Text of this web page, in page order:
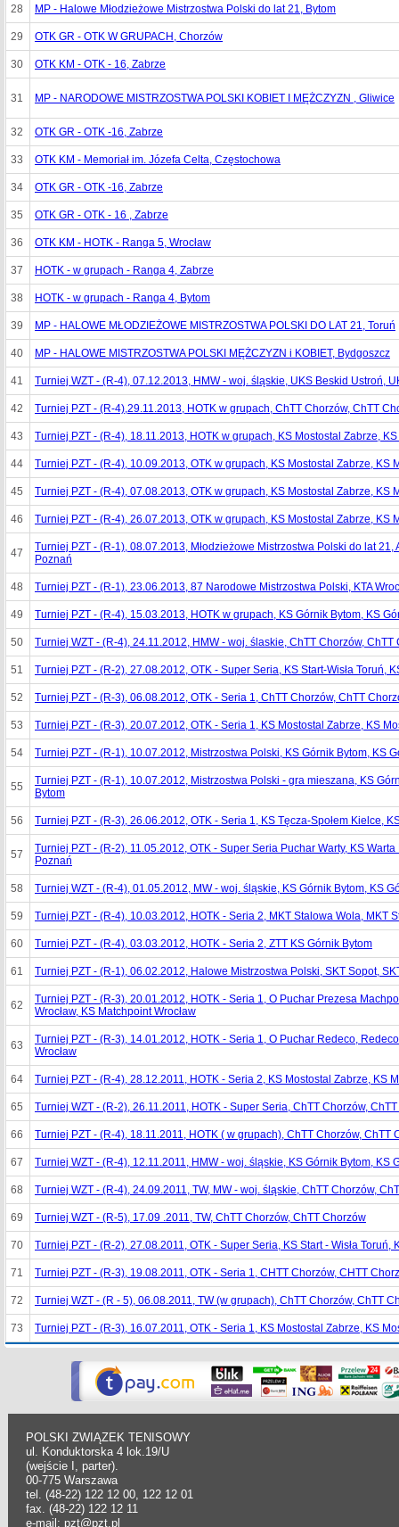
28 MP - Halowe Młodzieżowe Mistrzostwa Polski do lat 21, Bytom
29 OTK GR - OTK W GRUPACH, Chorzów
30 OTK KM - OTK - 16, Zabrze
31 MP - NARODOWE MISTRZOSTWA POLSKI KOBIET I MĘŻCZYZN , Gliwice
32 OTK GR - OTK -16, Zabrze
33 OTK KM - Memoriał im. Józefa Celta, Częstochowa
34 OTK GR - OTK -16, Zabrze
35 OTK GR - OTK - 16 , Zabrze
36 OTK KM - HOTK - Ranga 5, Wrocław
37 HOTK - w grupach - Ranga 4, Zabrze
38 HOTK - w grupach - Ranga 4, Bytom
39 MP - HALOWE MŁODZIEŻOWE MISTRZOSTWA POLSKI DO LAT 21, Toruń
40 MP - HALOWE MISTRZOSTWA POLSKI MĘŻCZYZN i KOBIET, Bydgoszcz
41 Turniej WZT - (R-4), 07.12.2013, HMW - woj. śląskie, UKS Beskid Ustroń,
42 Turniej PZT - (R-4),29.11.2013, HOTK w grupach, ChTT Chorzów, ChTT
43 Turniej PZT - (R-4), 18.11.2013, HOTK w grupach, KS Mostostal Zabrze,
44 Turniej PZT - (R-4), 10.09.2013, OTK w grupach, KS Mostostal Zabrze, KS
45 Turniej PZT - (R-4), 07.08.2013, OTK w grupach, KS Mostostal Zabrze, KS
46 Turniej PZT - (R-4), 26.07.2013, OTK w grupach, KS Mostostal Zabrze, KS
47
Turniej PZT - (R-1), 08.07.2013, Młodzieżowe Mistrzostwa Polski do lat 21,
Poznań
48 Turniej PZT - (R-1), 23.06.2013, 87 Narodowe Mistrzostwa Polski, KTA
49 Turniej PZT - (R-4), 15.03.2013, HOTK w grupach, KS Górnik Bytom, KS
50 Turniej WZT - (R-4), 24.11.2012, HMW - woj. ślaskie, ChTT Chorzów, ChTT
51 Turniej PZT - (R-2), 27.08.2012, OTK - Super Seria, KS Start-Wisła Toruń,
52 Turniej PZT - (R-3), 06.08.2012, OTK - Seria 1, ChTT Chorzów, ChTT
53 Turniej PZT - (R-3), 20.07.2012, OTK - Seria 1, KS Mostostal Zabrze, KS
54 Turniej PZT - (R-1), 10.07.2012, Mistrzostwa Polski, KS Górnik Bytom, KS
55
Turniej PZT - (R-1), 10.07.2012, Mistrzostwa Polski - gra mieszana, KS
Bytom
56 Turniej PZT - (R-3), 26.06.2012, OTK - Seria 1, KS Tęcza-Społem Kielce,
57
Turniej PZT - (R-2), 11.05.2012, OTK - Super Seria Puchar Warty, KS
Poznań
58 Turniej WZT - (R-4), 01.05.2012, MW - woj. śląskie, KS Górnik Bytom, KS
59 Turniej PZT - (R-4), 10.03.2012, HOTK - Seria 2, MKT Stalowa Wola, MKT
60 Turniej PZT - (R-4), 03.03.2012, HOTK - Seria 2, ZTT KS Górnik Bytom
61 Turniej PZT - (R-1), 06.02.2012, Halowe Mistrzostwa Polski, SKT Sopot,
62
Turniej PZT - (R-3), 20.01.2012, HOTK - Seria 1, O Puchar Prezesa
Wrocław, KS Matchpoint Wrocław
63
Turniej PZT - (R-3), 14.01.2012, HOTK - Seria 1, O Puchar Redeco,
Wrocław
64 Turniej PZT - (R-4), 28.12.2011, HOTK - Seria 2, KS Mostostal Zabrze, KS
65 Turniej WZT - (R-2), 26.11.2011, HOTK - Super Seria, ChTT Chorzów,
66 Turniej PZT - (R-4), 18.11.2011, HOTK ( w grupach), ChTT Chorzów, ChTT
67 Turniej WZT - (R-4), 12.11.2011, HMW - woj. śląskie, KS Górnik Bytom, KS
68 Turniej WZT - (R-4), 24.09.2011, TW, MW - woj. śląskie, ChTT Chorzów,
69 Turniej WZT - (R-5), 17.09 .2011, TW, ChTT Chorzów, ChTT Chorzów
70 Turniej PZT - (R-2), 27.08.2011, OTK - Super Seria, KS Start - Wisła Toruń,
71 Turniej PZT - (R-3), 19.08.2011, OTK - Seria 1, CHTT Chorzów, CHTT
72 Turniej WZT - (R - 5), 06.08.2011, TW (w grupach), ChTT Chorzów, ChTT
73 Turniej PZT - (R-3), 16.07.2011, OTK - Seria 1, KS Mostostal Zabrze, KS
POLSKI ZWIĄZEK TENISOWY
ul. Konduktorska 4 lok.19/U
(wejście I, parter).
00-775 Warszawa
tel. (48-22) 122 12 00, 122 12 01
fax. (48-22) 122 12 11
e-mail: pzt@pzt.pl